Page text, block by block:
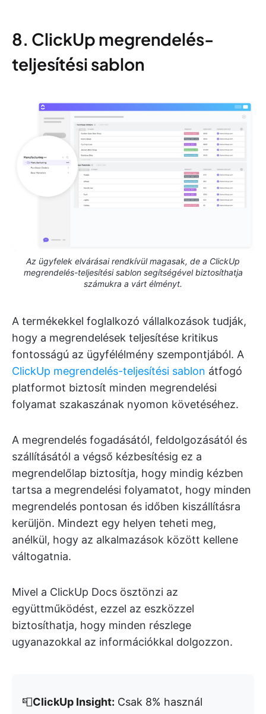
8. ClickUp megrendelés-
teljesítési sablon
Az ügyfelek elvárásai rendkívül magasak, de a ClickUp
megrendelés-teljesítési sablon segítségével biztosíthatja
számukra a várt élményt.
A termékekkel foglalkozó vállalkozások tudják,
hogy a megrendelések teljesítése kritikus
fontosságú az ügyfélélmény szempontjából. A
ClickUp megrendelés-teljesítési sablon átfogó
platformot biztosít minden megrendelési
folyamat szakaszának nyomon követéséhez.
A megrendelés fogadásától, feldolgozásától és
szállításától a végső kézbesítésig ez a
megrendelőlap biztosítja, hogy mindig kézben
tartsa a megrendelési folyamatot, hogy minden
megrendelés pontosan és időben kiszállításra
kerüljön. Mindezt egy helyen teheti meg,
anélkül, hogy az alkalmazások között kellene
váltogatnia.
Mivel a ClickUp Docs ösztönzi az
együttműködést, ezzel az eszközzel
biztosíthatja, hogy minden részlege
ugyanazokkal az információkkal dolgozzon.
📮ClickUp Insight: Csak 8% használ